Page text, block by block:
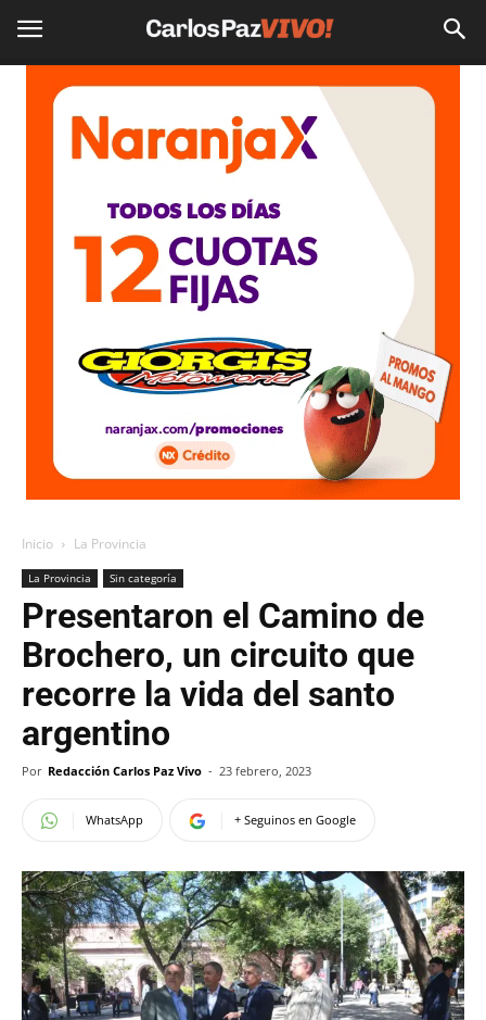
Inicio La Provincia
La Provincia Sin categoría
Presentaron el Camino de
Brochero, un circuito que
recorre la vida del santo
argentino
Por Redacción Carlos Paz Vivo - 23 febrero, 2023
WhatsApp + Seguinos en Google